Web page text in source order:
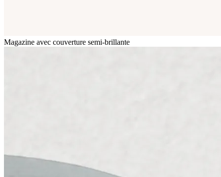
Magazine avec couverture semi-brillante